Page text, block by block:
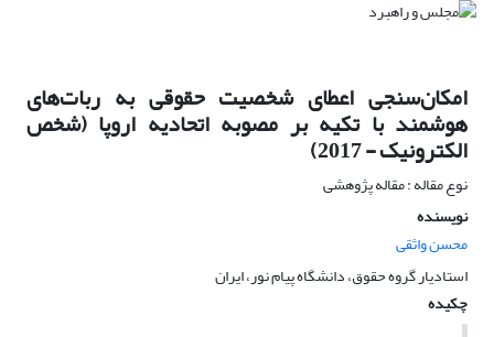
امکان‌سنجی اعطای شخصیت حقوقی به ربات‌های
هوشمند با تکیه بر مصوبه اتحادیه اروپا (شخص
الکترونیک - 2017)
نوع مقاله : مقاله پژوهشی
نویسنده
محسن واثقی
استادیار گروه حقوق، دانشگاه پیام نور، ایران
چکیده